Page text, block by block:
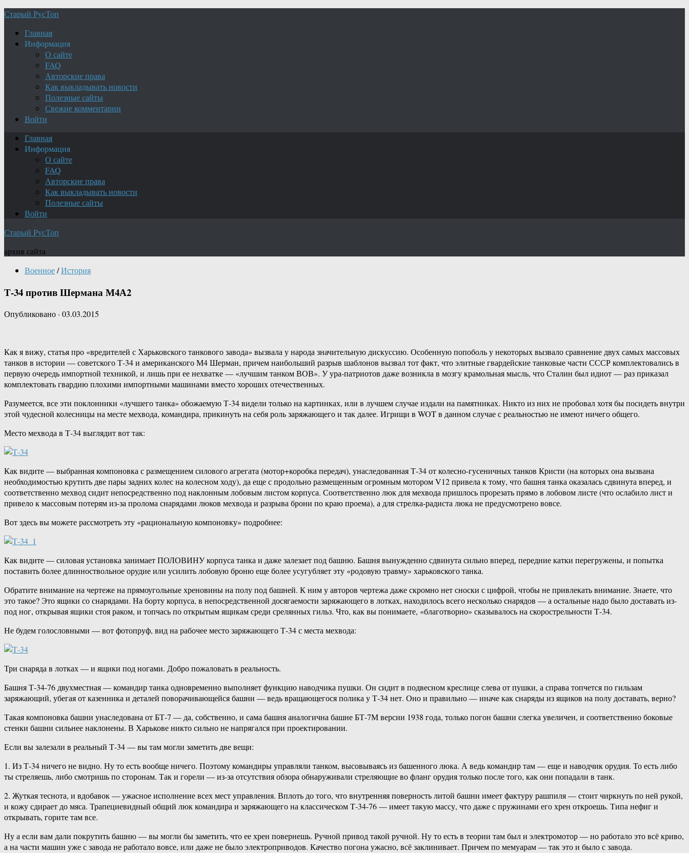
Старый РусТоп
Главная
Информация
О сайте
FAQ
Авторские права
Как выкладывать новости
Полезные сайты
Свежие комментарии
Войти
Главная
Информация
О сайте
FAQ
Авторские права
Как выкладывать новости
Полезные сайты
Войти
Старый РусТоп
архив сайта
Военное/История
Т-34 против Шермана М4А2
Опубликовано · 03.03.2015
Как я вижу, статья про «вредителей с Харьковского танкового завода» вызвала у народа значительную дискуссию. Особенную попоболь у некоторых вызвало сравнение двух самых массовых
танков в истории — советского Т-34 и американского М4 Шерман, причем наибольший разрыв шаблонов вызвал тот факт, что элитные гвардейские танковые части СССР комплектовались в
первую очередь импортной техникой, и лишь при ее нехватке — «лучшим танком ВОВ». У ура-патриотов даже возникла в мозгу крамольная мысль, что Сталин был идиот — раз приказал
комплектовать гвардию плохими импортными машинами вместо хороших отечественных.
Разумеется, все эти поклонники «лучшего танка» обожаемую Т-34 видели только на картинках, или в лучшем случае издали на памятниках. Никто из них не пробовал хотя бы посидеть внутри
этой чудесной колесницы на месте мехвода, командира, прикинуть на себя роль заряжающего и так далее. Игрищи в WOT в данном случае с реальностью не имеют ничего общего.
Место мехвода в Т-34 выглядит вот так:
Как видите — выбранная компоновка с размещением силового агрегата (мотор+коробка передач), унаследованная Т-34 от колесно-гусеничных танков Кристи (на которых она вызвана
необходимостью крутить две пары задних колес на колесном ходу), да еще с продольно размещенным огромным мотором V12 привела к тому, что башня танка оказалась сдвинута вперед, и
соответственно мехвод сидит непосредственно под наклонным лобовым листом корпуса. Соответственно люк для мехвода пришлось прорезать прямо в лобовом листе (что ослабило лист и
привело к массовым потерям из-за пролома снарядами люков мехвода и разрыва брони по краю проема), а для стрелка-радиста люка не предусмотрено вовсе.
Вот здесь вы можете рассмотреть эту «рациональную компоновку» подробнее:
Как видите — силовая установка занимает ПОЛОВИНУ корпуса танка и даже залезает под башню. Башня вынужденно сдвинута сильно вперед, передние катки перегружены, и попытка
поставить более длинноствольное орудие или усилить лобовую броню еще более усугубляет эту «родовую травму» харьковского танка.
Обратите внимание на чертеже на прямоугольные хреновины на полу под башней. К ним у авторов чертежа даже скромно нет сноски с цифрой, чтобы не привлекать внимание. Знаете, что
это такое? Это ящики со снарядами. На борту корпуса, в непосредственной досягаемости заряжающего в лотках, находилось всего несколько снарядов — а остальные надо было доставать из-
под ног, открывая ящики стоя раком, и топчась по открытым ящикам среди срелянных гильз. Что, как вы понимаете, «благотворно» сказывалось на скорострельности Т-34.
Не будем голословными — вот фотопруф, вид на рабочее место заряжающего Т-34 с места мехвода:
Три снаряда в лотках — и ящики под ногами. Добро пожаловать в реальность.
Башня Т-34-76 двухместная — командир танка одновременно выполняет функцию наводчика пушки. Он сидит в подвесном креслице слева от пушки, а справа топчется по гильзам
заряжающий, убегая от казенника и деталей поворачивающейся башни — ведь вращающегося полика у Т-34 нет. Оно и правильно — иначе как снаряды из ящиков на полу доставать, верно?
Такая компоновка башни унаследована от БТ-7 — да, собственно, и сама башня аналогична башне БТ-7М версии 1938 года, только погон башни слегка увеличен, и соответственно боковые
стенки башни сильнее наклонены. В Харькове никто сильно не напрягался при проектировании.
Если вы залезали в реальный Т-34 — вы там могли заметить две вещи:
1. Из Т-34 ничего не видно. Ну то есть вообще ничего. Поэтому командиры управляли танком, высовываясь из башенного люка. А ведь командир там — еще и наводчик орудия. То есть либо
ты стреляешь, либо смотришь по сторонам. Так и горели — из-за отсутствия обзора обнаруживали стреляющие во фланг орудия только после того, как они попадали в танк.
2. Жуткая теснота, и вдобавок — ужасное исполнение всех мест управления. Вплоть до того, что внутренняя поверность литой башни имеет фактуру рашпиля — стоит чиркнуть по ней рукой,
и кожу сдирает до мяса. Трапециевидный общий люк командира и заряжающего на классическом Т-34-76 — имеет такую массу, что даже с пружинами его хрен откроешь. Типа нефиг и
открывать, горите там все.
Ну а если вам дали покрутить башню — вы могли бы заметить, что ее хрен повернешь. Ручной привод такой ручной. Ну то есть в теории там был и электромотор — но работало это всё криво,
а на части машин уже с завода не работало вовсе, или даже не было электроприводов. Качество погона ужасно, всё заклинивает. Причем по мемуарам — так это и было с завода.